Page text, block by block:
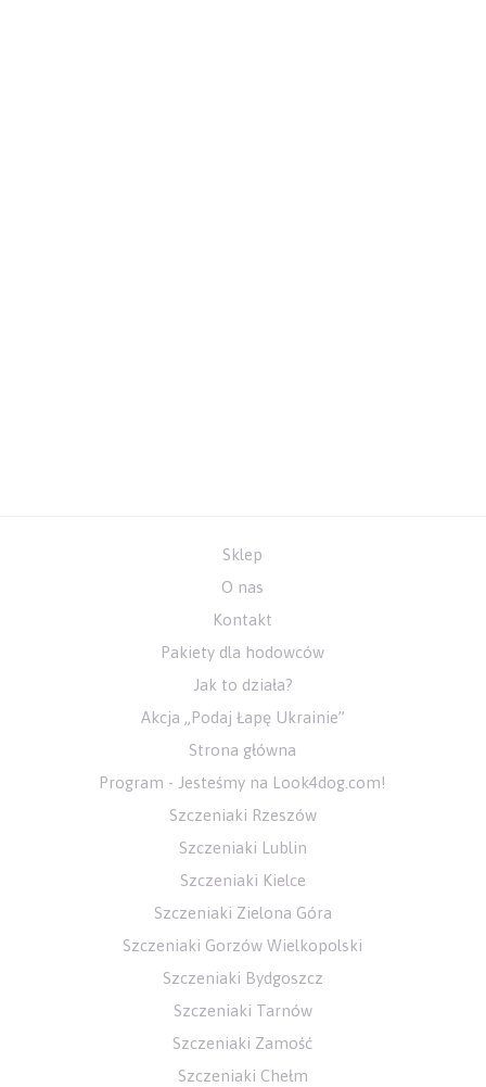
Sklep
O nas
Kontakt
Pakiety dla hodowców
Jak to działa?
Akcja „Podaj Łapę Ukrainie”
Strona główna
Program - Jesteśmy na Look4dog.com!
Szczeniaki Rzeszów
Szczeniaki Lublin
Szczeniaki Kielce
Szczeniaki Zielona Góra
Szczeniaki Gorzów Wielkopolski
Szczeniaki Bydgoszcz
Szczeniaki Tarnów
Szczeniaki Zamość
Szczeniaki Chełm